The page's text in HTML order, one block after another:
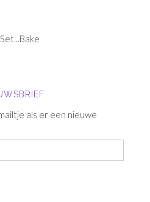
als er een nieuwe